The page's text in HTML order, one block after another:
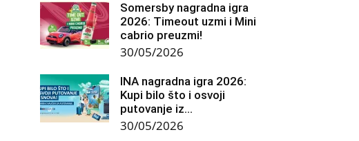
Somersby nagradna igra
2026: Timeout uzmi i Mini
cabrio preuzmi!
30/05/2026
INA nagradna igra 2026:
Kupi bilo što i osvoji
putovanje iz...
30/05/2026